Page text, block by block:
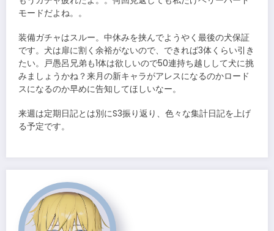
モードだよね。。
装備ガチャはスルー。中休みを挟んでようやく最後の犬保証
です。犬は扉に割く余裕がないので、できれば3体くらい引き
たい。戸愚呂兄弟も1体は欲しいので50連持ち越しして犬に挑
みましょうかね？来月の新キャラがアレスになるのかロード
スになるのか早めに告知してほしいなー。
来週は定期日記とは別にS3振り返り、色々な集計日記を上げ
る予定です。